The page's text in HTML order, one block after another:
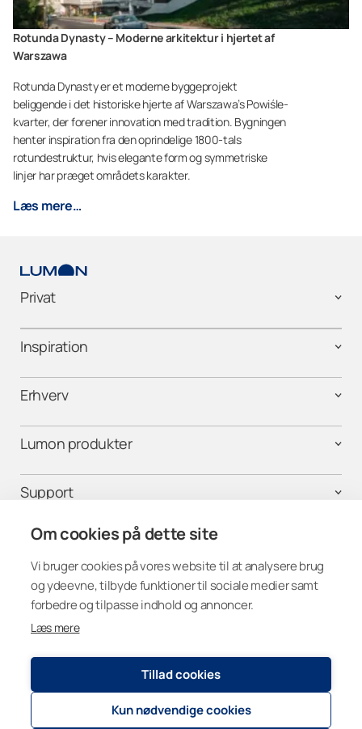
Om cookies på dette site
Vi bruger cookies på vores website til at analysere brug
og ydeevne, tilbyde funktioner til sociale medier samt
forbedre og tilpasse indhold og annoncer.
Læs mere
Tillad cookies
Kun nødvendige cookies
Rotunda Dynasty – Moderne arkitektur i hjertet af
Warszawa
Rotunda Dynasty er et moderne byggeprojekt
beliggende i det historiske hjerte af Warszawa’s Powiśle-
kvarter, der forener innovation med tradition. Bygningen
henter inspiration fra den oprindelige 1800-tals
rotundestruktur, hvis elegante form og symmetriske
linjer har præget områdets karakter.
Læs mere…
Privat
Inspiration
Erhverv
Lumon produkter
Support
Følg os på
Denmark
Registry and Privacy Statement© 2026Lumon Group